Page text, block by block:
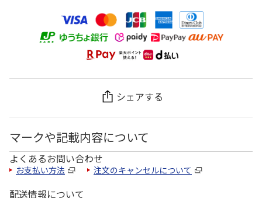
シェアする
マークや記載内容について
よくあるお問い合わせ
お支払い方法 注文のキャンセルについて
配送情報について